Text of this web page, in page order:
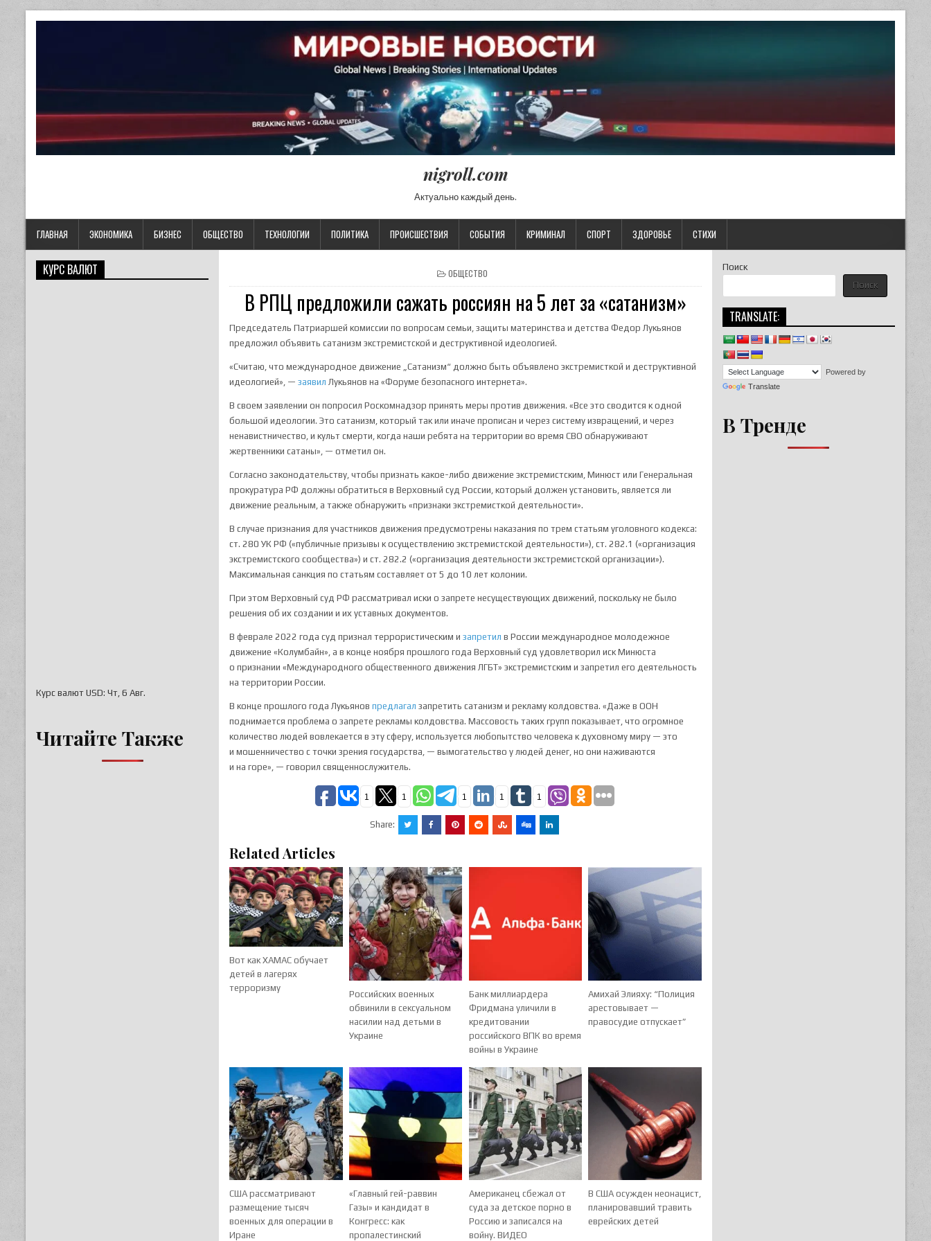
nigroll.com
Актуально каждый день.
ГЛАВНАЯ ЭКОНОМИКА БИЗНЕС ОБЩЕСТВО ТЕХНОЛОГИИ ПОЛИТИКА ПРОИСШЕСТВИЯ СОБЫТИЯ КРИМИНАЛ СПОРТ ЗДОРОВЬЕ СТИХИ
POSTED IN
ОБЩЕСТВО
В РПЦ предложили сажать россиян на 5 лет за «сатанизм»
Председатель Патриаршей комиссии по вопросам семьи, защиты материнства и детства Федор Лукьянов
предложил объявить сатанизм экстремистской и деструктивной идеологией.
«Считаю, что международное движение „Сатанизм“ должно быть объявлено экстремисткой и деструктивной
идеологией», —заявил Лукьянов на «Форуме безопасного интернета».
В своем заявлении он попросил Роскомнадзор принять меры против движения. «Все это сводится к одной
большой идеологии. Это сатанизм, который так или иначе прописан и через систему извращений, и через
ненавистничество, и культ смерти, когда наши ребята на территории во время СВО обнаруживают
жертвенники сатаны», — отметил он.
Согласно законодательству, чтобы признать какое-либо движение экстремистским, Минюст или Генеральная
прокуратура РФ должны обратиться в Верховный суд России, который должен установить, является ли
движение реальным, а также обнаружить «признаки экстремисткой деятельности».
В случае признания для участников движения предусмотрены наказания по трем статьям уголовного кодекса:
ст. 280 УК РФ («публичные призывы к осуществлению экстремистской деятельности»), ст. 282.1 («организация
экстремистского сообщества») и ст. 282.2 («организация деятельности экстремистской организации»).
Максимальная санкция по статьям составляет от 5 до 10 лет колонии.
При этом Верховный суд РФ рассматривал иски о запрете несуществующих движений, поскольку не было
решения об их создании и их уставных документов.
В феврале 2022 года суд признал террористическим изапретил в России международное молодежное
движение «Колумбайн», а в конце ноября прошлого года Верховный суд удовлетворил иск Минюста
о признании «Международного общественного движения ЛГБТ» экстремистским и запретил его деятельность
на территории России.
В конце прошлого года Лукьяновпредлагал запретить сатанизм и рекламу колдовства. «Даже в ООН
поднимается проблема о запрете рекламы колдовства. Массовость таких групп показывает, что огромное
количество людей вовлекается в эту сферу, используется любопытство человека к духовному миру — это
и мошенничество с точки зрения государства, — вымогательство у людей денег, но они наживаются
и на горе», — говорил священнослужитель.
1 1 1 1 1
Share:
Related Articles
Вот как ХАМАС обучает
детей в лагерях
терроризму
Российских военных
обвинили в сексуальном
насилии над детьми в
Украине
Банк миллиардера
Фридмана уличили в
кредитовании
российского ВПК во время
войны в Украине
Амихай Элияху: “Полиция
арестовывает —
правосудие отпускает”
США рассматривают
размещение тысяч
военных для операции в
Иране
«Главный гей-раввин
Газы» и кандидат в
Конгресс: как
пропалестинский
Американец сбежал от
суда за детское порно в
Россию и записался на
войну. ВИДЕО
В США осужден неонацист,
планировавший травить
еврейских детей
Поиск
Поиск
TRANSLATE:
Powered by
Translate
В Тренде
КУРС ВАЛЮТ
Курс валют USD: Чт, 6 Авг.
Читайте Также